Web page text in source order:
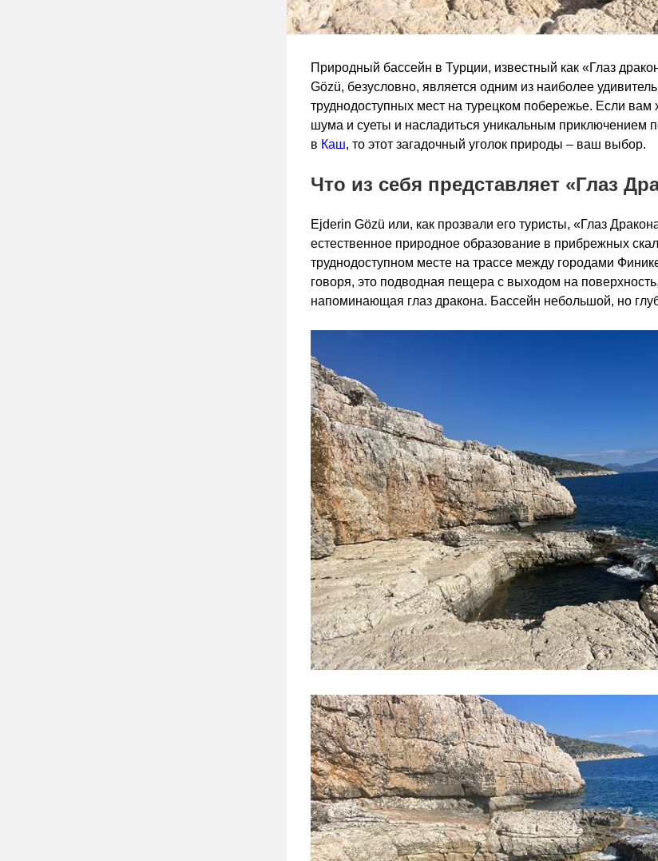
Природный бассейн в Турции, известный как «Глаз
Gözü, безусловно, является одним из наиболее
труднодоступных мест на турецком побережье. Если вам
шума и суеты и насладиться уникальным приключением
в Каш, то этот загадочный уголок природы – ваш выбор.
Что из себя представляет «Глаз
Ejderin Gözü или, как прозвали его туристы, «Глаз
естественное природное образование в прибрежных
труднодоступном месте на трассе между городами
говоря, это подводная пещера с выходом на
напоминающая глаз дракона. Бассейн небольшой, но